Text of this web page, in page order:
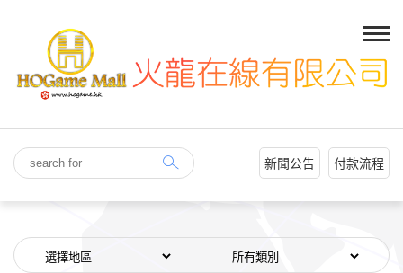
新聞公告 付款流程